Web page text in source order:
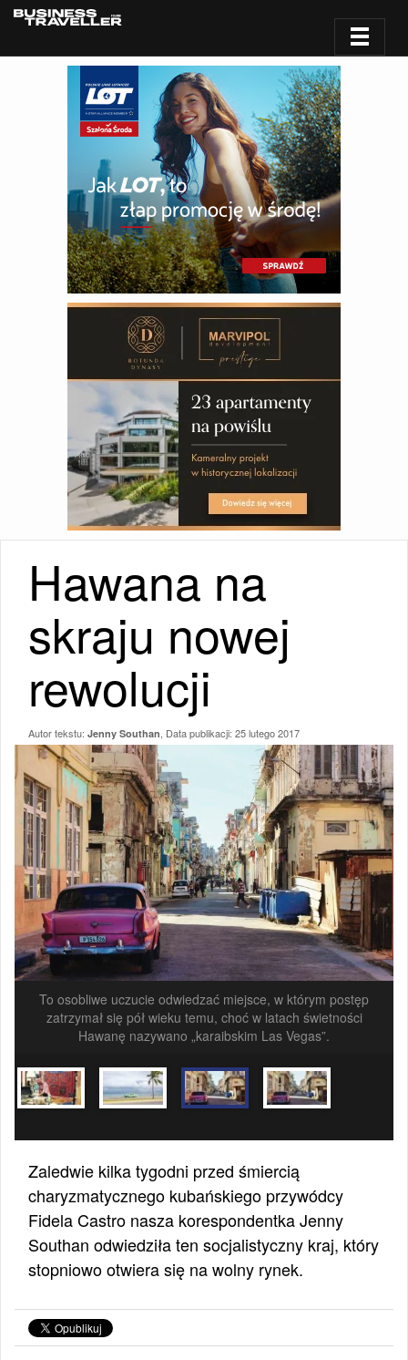
Hawana na
skraju nowej
rewolucji
Autor tekstu: Jenny Southan , Data publikacji: 25 lutego 2017
To osobliwe uczucie odwiedzać miejsce, w którym postęp
zatrzymał się pół wieku temu, choć w latach świetności
Hawanę nazywano „karaibskim Las Vegas”.
Zaledwie kilka tygodni przed śmiercią
charyzmatycznego kubańskiego przywódcy
Fidela Castro nasza korespondentka Jenny
Southan odwiedziła ten socjalistyczny kraj, który
stopniowo otwiera się na wolny rynek.